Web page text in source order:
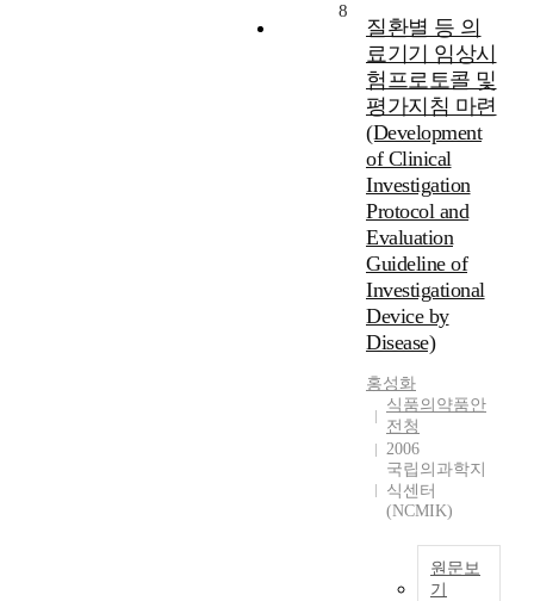
8
질환별 등 의
료기기 임상시
험프로토콜 및
평가지침 마련
(Development
of Clinical
Investigation
Protocol and
Evaluation
Guideline of
Investigational
Device by
Disease)
홍성화
식품의약품안
전청
2006
국립의과학지
식센터
(NCMIK)
원문보
기